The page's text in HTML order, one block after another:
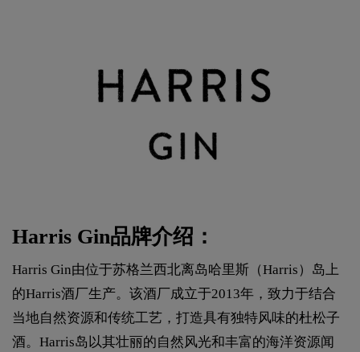
Harris Gin品牌介绍：
Harris Gin由位于苏格兰西北离岛哈里斯（Harris）岛上
的Harris酒厂生产。该酒厂成立于2013年，致力于结合
当地自然资源和传统工艺，打造具有独特风味的杜松子
酒。Harris岛以其壮丽的自然风光和丰富的海洋资源闻